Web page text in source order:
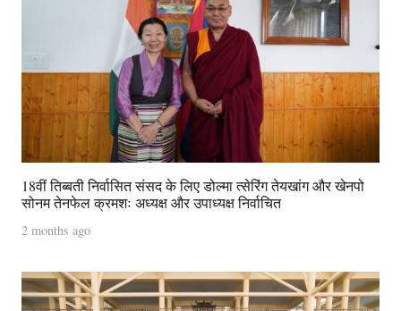
18वीं तिब्बती निर्वासित संसद के लिए डोल्मा त्सेरिंग तेयखांग और खेनपो
सोनम तेनफेल क्रमशः अध्यक्ष और उपाध्यक्ष निर्वाचित
2 months ago